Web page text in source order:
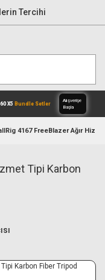
Tercihi
Alışverişe
4167 FreeBlazer Ağır
Tipi Karbon